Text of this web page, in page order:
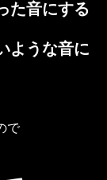
た音にする
ような音に
で